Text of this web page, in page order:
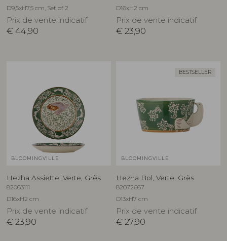
D9,5xH7,5 cm, Set of 2
Prix de vente indicatif
€ 44,90
D16xH2 cm
Prix de vente indicatif
€ 23,90
BLOOMINGVILLE
Hezha Assiette, Verte, Grès
82063111
D16xH2 cm
Prix de vente indicatif
€ 23,90
BESTSELLER
BLOOMINGVILLE
Hezha Bol, Verte, Grès
82072667
D13xH7 cm
Prix de vente indicatif
€ 27,90